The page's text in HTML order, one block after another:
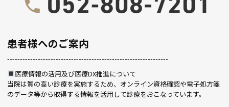
患者様へのご案内
---------------------------------------------------------------
医療情報の活用及び医療DX推進について
当院は質の高い診療を実施するため、オンライン資格確認や電子処方箋
のデータ等から取得する情報を活用して診療をおこなっています。